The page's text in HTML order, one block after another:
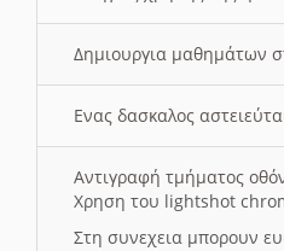
Δημιουργια μαθημάτων
Ενας δασκαλος
Αντιγραφή τμήματος
Χρηση του lightshot
Στη συνεχεια μπορουν